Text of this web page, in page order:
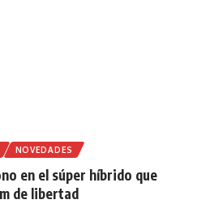
NOVEDADES
en el súper híbrido que
de libertad